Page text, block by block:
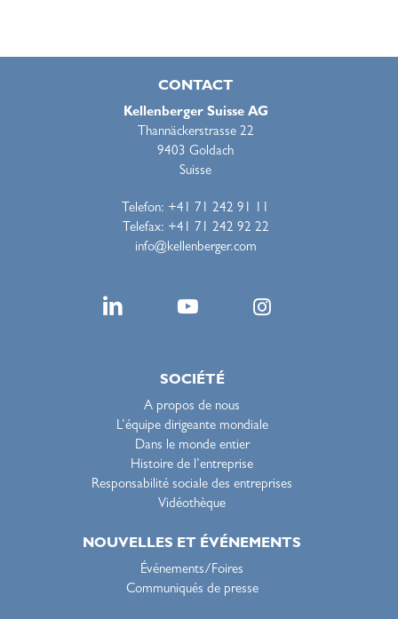
CONTACT
Kellenberger Suisse AG
Thannäckerstrasse 22
9403 Goldach
Suisse
Telefon: +41 71 242 91 11
Telefax: +41 71 242 92 22
info@kellenberger.com
SOCIÉTÉ
A propos de nous
L’équipe dirigeante mondiale
Dans le monde entier
Histoire de l’entreprise
Responsabilité sociale des entreprises
Vidéothèque
NOUVELLES ET ÉVÉNEMENTS
Événements/Foires
Communiqués de presse